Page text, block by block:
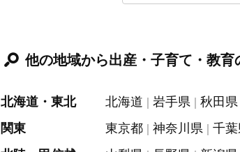
他の地域から出産・子育て・教育
北海道・東北 北海道 岩手県 秋田県
関東
東京都 神奈川県 千